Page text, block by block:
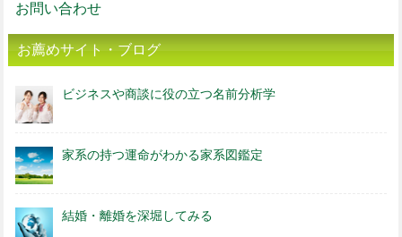
お問い合わせ
お薦めサイト・ブログ
ビジネスや商談に役の立つ名前分析学
家系の持つ運命がわかる家系図鑑定
結婚・離婚を深堀してみる